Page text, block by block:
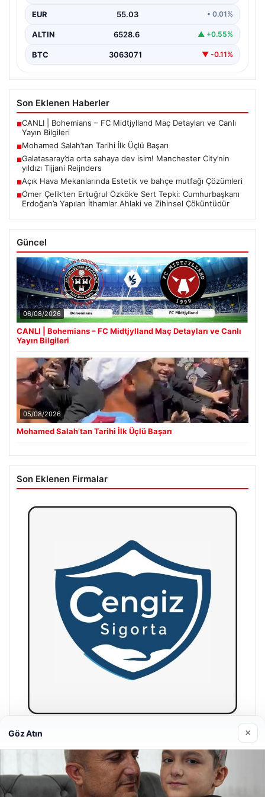
EUR 55.03 • 0.01%
ALTIN 6528.6 ▲ +0.55%
BTC 3063071 ▼ -0.11%
Son Eklenen Haberler
■CANLI | Bohemians – FC Midtjylland Maç Detayları ve Canlı
Yayın Bilgileri
■Mohamed Salah’tan Tarihi İlk Üçlü Başarı
■Galatasaray’da orta sahaya dev isim! Manchester City’nin
yıldızı Tijjani Reijnders
■Açık Hava Mekanlarında Estetik ve bahçe mutfağı Çözümleri
■Ömer Çelik’ten Ertuğrul Özkök’e Sert Tepki: Cumhurbaşkanı
Erdoğan’a Yapılan İthamlar Ahlaki ve Zihinsel Çöküntüdür
Güncel
06/08/2026
CANLI | Bohemians – FC Midtjylland Maç Detayları ve Canlı
Yayın Bilgileri
05/08/2026
Mohamed Salah’tan Tarihi İlk Üçlü Başarı
Son Eklenen Firmalar
Hastaş Beton
Göz Atın ×